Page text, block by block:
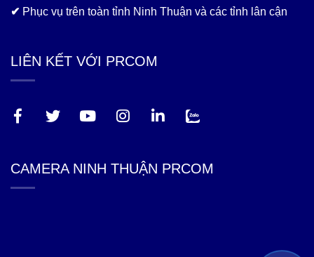
✔ Phục vụ trên toàn tỉnh Ninh Thuận và các tỉnh lân cận
LIÊN KẾT VỚI PRCOM
CAMERA NINH THUẬN PRCOM